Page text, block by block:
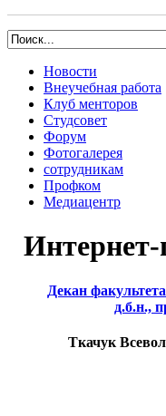
Новости
Внеучебная работа
Клуб менторов
Студсовет
Форум
Фотогалерея
сотрудникам
Профком
Медиацентр
Декан
д.б.н.,
Ткачук